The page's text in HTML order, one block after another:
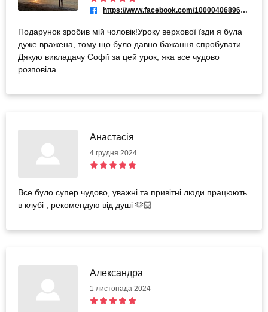
https://www.facebook.com/100004068965139
Подарунок зробив мій чоловік!Уроку верхової їзди я була
дуже вражена, тому що було давно бажання спробувати.
Дякую викладачу Софії за цей урок, яка все чудово
розповіла.
Анастасія
4 грудня 2024
Все було супер чудово, уважні та привітні люди працюють
в клубі , рекомендую від душі 🫶🏻
Александра
1 листопада 2024